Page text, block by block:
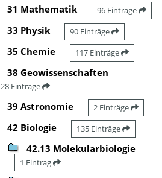
31 Mathematik 96 Einträge
33 Physik 90 Einträge
35 Chemie 117 Einträge
38 Geowissenschaften
28 Einträge
39 Astronomie 2 Einträge
42 Biologie 135 Einträge
42.13 Molekularbiologie
1 Eintrag